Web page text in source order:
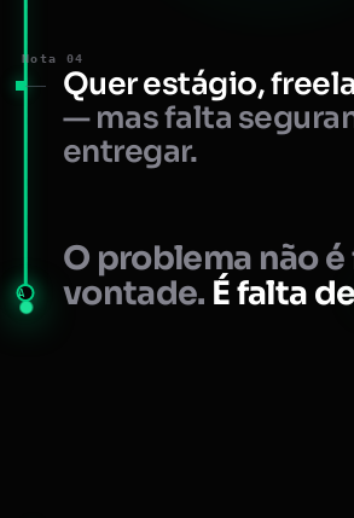
A
Nota 04
Quer estágio,
— mas falta
entregar.
O problema não
vontade. É falta de